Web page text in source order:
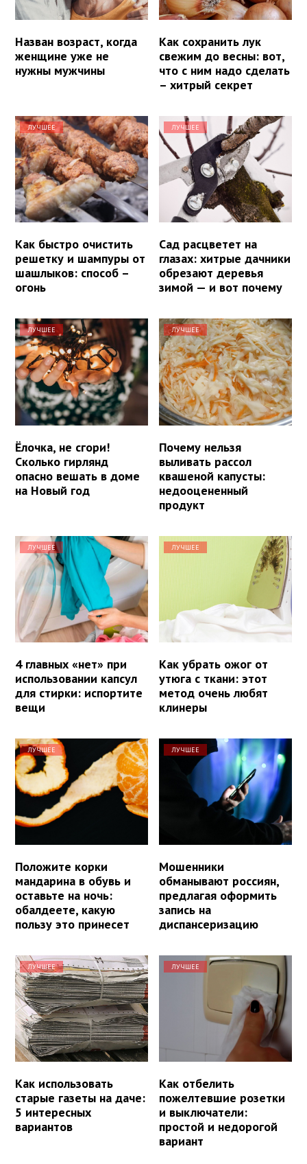
Назван возраст, когда
женщине уже не
нужны мужчины
Как сохранить лук
свежим до весны: вот,
что с ним надо сделать
– хитрый секрет
ЛУЧШЕЕ
Как быстро очистить
решетку и шампуры от
шашлыков: способ –
огонь
ЛУЧШЕЕ
Сад расцветет на
глазах: хитрые дачники
обрезают деревья
зимой — и вот почему
ЛУЧШЕЕ
Ёлочка, не сгори!
Сколько гирлянд
опасно вешать в доме
на Новый год
ЛУЧШЕЕ
Почему нельзя
выливать рассол
квашеной капусты:
недооцененный
продукт
ЛУЧШЕЕ
4 главных «нет» при
использовании капсул
для стирки: испортите
вещи
ЛУЧШЕЕ
Как убрать ожог от
утюга с ткани: этот
метод очень любят
клинеры
ЛУЧШЕЕ
Положите корки
мандарина в обувь и
оставьте на ночь:
обалдеете, какую
пользу это принесет
ЛУЧШЕЕ
Мошенники
обманывают россиян,
предлагая оформить
запись на
диспансеризацию
ЛУЧШЕЕ
Как использовать
старые газеты на даче:
5 интересных
вариантов
ЛУЧШЕЕ
Как отбелить
пожелтевшие розетки
и выключатели:
простой и недорогой
вариант